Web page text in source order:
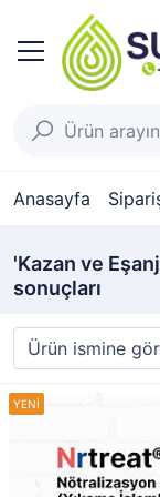
Anasayfa
'Kazan ve
sonuçları